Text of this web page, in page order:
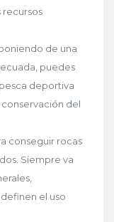
recursos
de una
puedes
deportiva
del
conseguir rocas
Siempre va
el uso